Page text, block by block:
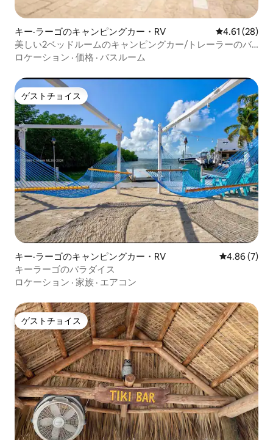
キー·ラーゴのキャンピングカー・RV レビュー28
4.61 (28)
美しい2ベッドルームのキャンピングカー/トレーラーのバ
ケーションホーム。
ロケーション · 価格 · バスルーム
ゲストチョイス
ゲストチョイス
キー·ラーゴのキャンピングカー・RV レビュー7
4.86 (7)
キーラーゴのパラダイス
ロケーション · 家族 · エアコン
ゲストチョイス
ゲストチョイス